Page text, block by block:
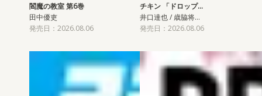
閻魔の教室 第6巻
田中優吏
発売日：2026.08.06
チキン 「ドロップ…
井口達也 / 歳脇将…
発売日：2026.08.06